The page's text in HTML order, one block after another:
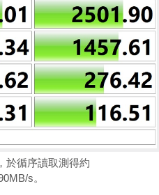
於循序讀取測得約
s。